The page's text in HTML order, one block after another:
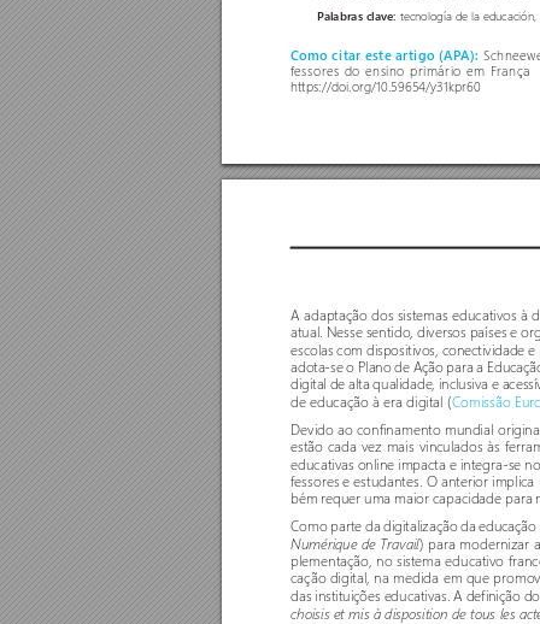
Palabras clave: tecnología de la educación,
Como citar este artigo (APA):
fessores do ensino primário em França
https://doi.org/10.59654/y31kpr60
A adaptação dos sistemas educativos à
atual. Nesse sentido, diversos países e
escolas com dispositivos, conectividade
adota-se o Plano de Ação para a
digital de alta qualidade, inclusiva e
de educação à era digital (Comissão
Devido ao confinamento mundial
estão cada vez mais vinculados às
educativas online impacta e integra-se
fessores e estudantes. O anterior
bém requer uma maior capacidade para
Como parte da digitalização da
Numérique de Travail) para modernizar
plementação, no sistema educativo
cação digital, na medida em que
das instituições educativas. A definição
choisis et mis à disposition de tous les